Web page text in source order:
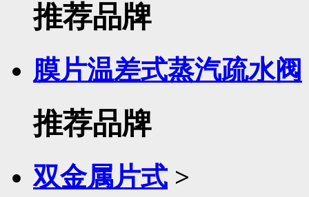
推荐品牌
膜片温差式蒸汽疏水阀
推荐品牌
双金属片式 >